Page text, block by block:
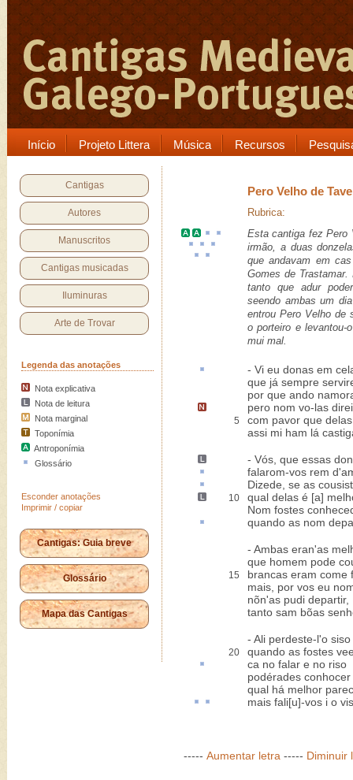
Início Projeto Littera Música Recursos
Cantigas
Autores
Manuscritos
Cantigas musicadas
Iluminuras
Arte de Trovar
Legenda das anotações
Nota explicativa
Nota de leitura
Nota marginal
Toponímia
Antroponímia
Glossário
Esconder anotações
Imprimir / copiar
Cantigas: Guia breve
Glossário
Mapa das Cantigas
Pero Velho de
Rubrica:
Esta cantiga fez Pero
irmão, a duas
que andavam em
Gomes de Trastamar.
tanto que adur
seendo ambas um
entrou Pero Velho de
o porteiro e levantou-
mui mal.
- Vi eu donas em
que já sempre
por que ando
pero nom vo-las direi
5
com pavor que
assi mi ham lá
- Vós , que essas
falarom-vos rem
Dizede, se as
10
qual delas é [a]
Nom fostes
quando as nom
- Ambas eran'as
que homem pode
15
brancas eram come
mais, por vos eu
nõn'as pudi departir,
tanto sam bõas
- Ali perdeste-l'o siso
20
quando as fostes
ca no falar e no riso
podérades conhocer
qual há melhor
mais fali[u]-vos i o
----- Aumentar letra ----- Diminuir